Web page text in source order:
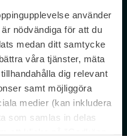
använder
nödvändiga för att du
medan ditt samtycke
våra tjänster, mäta
dig relevant
samt möjliggöra
medier (kan inkludera
som samlas in delas
Integritetspolicy. Avprenumerera